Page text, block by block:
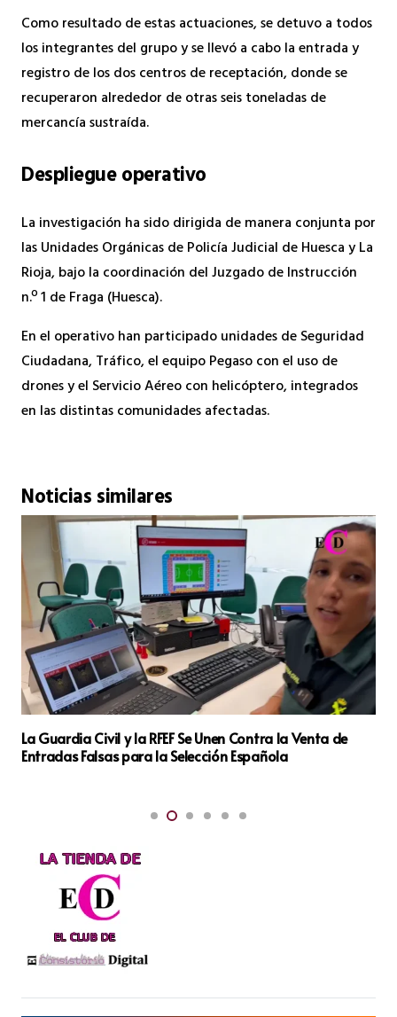
Como resultado de estas actuaciones, se detuvo a todos
los integrantes del grupo y se llevó a cabo la entrada y
registro de los dos centros de receptación, donde se
recuperaron alrededor de otras seis toneladas de
mercancía sustraída.
Despliegue operativo
La investigación ha sido dirigida de manera conjunta por
las Unidades Orgánicas de Policía Judicial de Huesca y La
Rioja, bajo la coordinación del Juzgado de Instrucción
n.º 1 de Fraga (Huesca).
En el operativo han participado unidades de Seguridad
Ciudadana, Tráfico, el equipo Pegaso con el uso de
drones y el Servicio Aéreo con helicóptero, integrados
en las distintas comunidades afectadas.
Noticias similares
La Guardia Civil internacionaliza la denuncia telemática
para la ciudadanía europea